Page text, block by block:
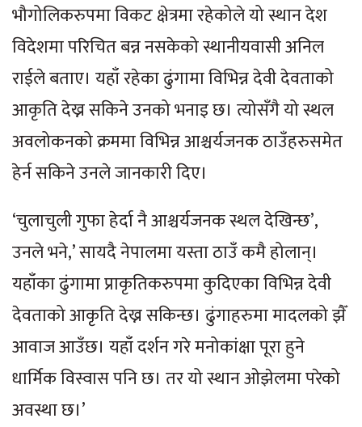
भौगोलिकरुपमा विकट क्षेत्रमा रहेकोले यो स्थान देश
विदेशमा परिचित बन्न नसकेको स्थानीयवासी अनिल
राईले बताए। यहाँ रहेका ढुंगामा विभिन्न देवी देवताको
आकृति देख्न सकिने उनको भनाइ छ। त्योसँगै यो स्थल
अवलोकनको क्रममा विभिन्न आश्चर्यजनक ठाउँहरुसमेत
हेर्न सकिने उनले जानकारी दिए।
‘चुलाचुली गुफा हेर्दा नै आश्चर्यजनक स्थल देखिन्छ’,
उनले भने,’ सायदै नेपालमा यस्ता ठाउँ कमै होलान्।
यहाँका ढुंगामा प्राकृतिकरुपमा कुदिएका विभिन्न देवी
देवताको आकृति देख्न सकिन्छ। ढुंगाहरुमा मादलको झैँ
आवाज आउँछ। यहाँ दर्शन गरे मनोकांक्षा पूरा हुने
धार्मिक विस्वास पनि छ। तर यो स्थान ओझेलमा परेको
अवस्था छ।’